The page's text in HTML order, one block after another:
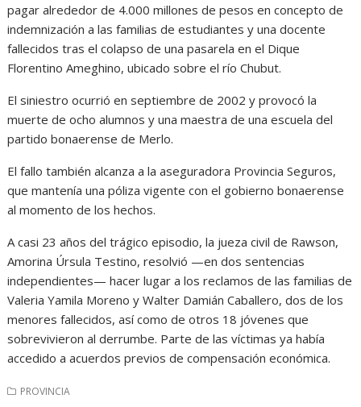
pagar alrededor de 4.000 millones de pesos en concepto de
indemnización a las familias de estudiantes y una docente
fallecidos tras el colapso de una pasarela en el Dique
Florentino Ameghino, ubicado sobre el río Chubut.
El siniestro ocurrió en septiembre de 2002 y provocó la
muerte de ocho alumnos y una maestra de una escuela del
partido bonaerense de Merlo.
El fallo también alcanza a la aseguradora Provincia Seguros,
que mantenía una póliza vigente con el gobierno bonaerense
al momento de los hechos.
A casi 23 años del trágico episodio, la jueza civil de Rawson,
Amorina Úrsula Testino, resolvió —en dos sentencias
independientes— hacer lugar a los reclamos de las familias de
Valeria Yamila Moreno y Walter Damián Caballero, dos de los
menores fallecidos, así como de otros 18 jóvenes que
sobrevivieron al derrumbe. Parte de las víctimas ya había
accedido a acuerdos previos de compensación económica.
PROVINCIA